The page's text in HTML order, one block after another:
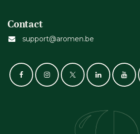
Contact
support@aromen.be